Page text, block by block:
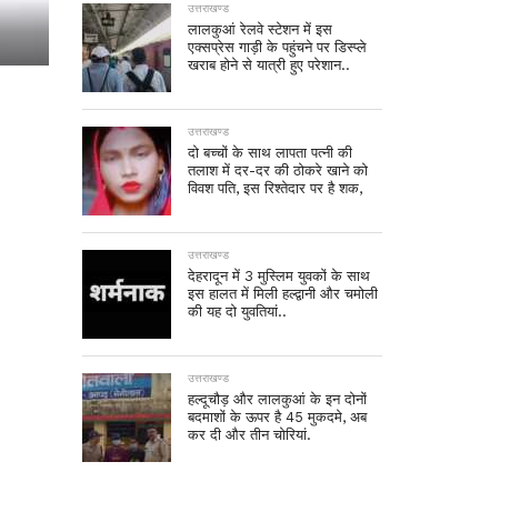
उत्तराखण्ड
लालकुआं रेलवे स्टेशन में इस
एक्सप्रेस गाड़ी के पहुंचने पर डिस्प्ले
खराब होने से यात्री हुए परेशान..
उत्तराखण्ड
दो बच्चों के साथ लापता पत्नी की
तलाश में दर-दर की ठोकरे खाने को
विवश पति, इस रिश्तेदार पर है शक,
उत्तराखण्ड
देहरादून में 3 मुस्लिम युवकों के साथ
इस हालत में मिली हल्द्वानी और चमोली
की यह दो युवतियां..
उत्तराखण्ड
हल्दूचौड़ और लालकुआं के इन दोनों
बदमाशों के ऊपर है 45 मुकदमे, अब
कर दी और तीन चोरियां.